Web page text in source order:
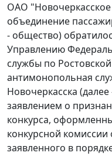
ОАО
объединение
- общество)
Управлению
службы по
антимонопольная
Новочеркасска
заявлением о
конкурса,
конкурсной комиссии
заявленного в